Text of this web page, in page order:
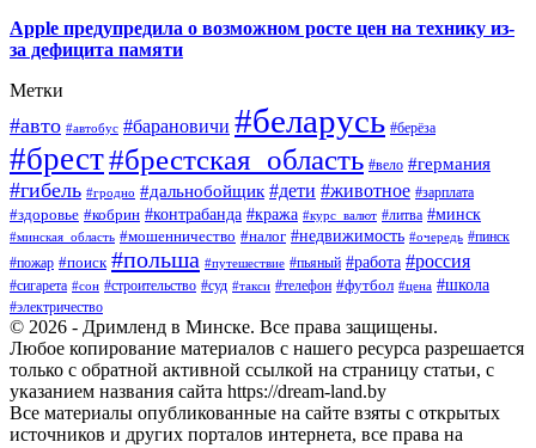
Apple предупредила о возможном росте цен на технику из-
за дефицита памяти
Метки
#авто #автобус #барановичи #беларусь #берёза
#брест#брестская_область #вело #германия
#гибель #гродно #дальнобойщик #дети #животное #зарплата
#здоровье #кобрин #контрабанда #кража #курс_валют #литва #минск
#минская_область #мошенничество #налог #недвижимость #очередь #пинск
#пожар #поиск #польша #путешествие #пьяный #работа #россия
#сигарета #сон #строительство #суд #такси #телефон #футбол #цена #школа
#электричество
© 2026 - Дримленд в Минске. Все права защищены.
Любое копирование материалов с нашего ресурса разрешается
только с обратной активной ссылкой на страницу статьи, с
указанием названия сайта https://dream-land.by
Все материалы опубликованные на сайте взяты с открытых
источников и других порталов интернета, все права на